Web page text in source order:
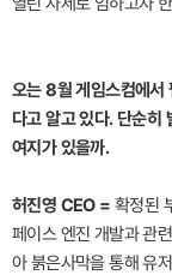
오는 8월 게임스컴에서
다고 알고 있다. 단순히
여지가 있을까.
허진영 CEO =확정된
페이스 엔진 개발과 관
아 붉은사막을 통해 유